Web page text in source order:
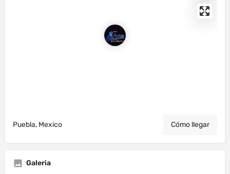
Puebla, Mexico Cómo llegar
Galeria